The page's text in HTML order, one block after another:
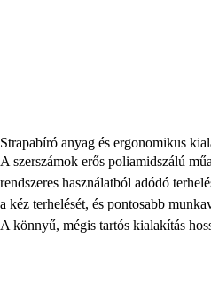
Strapabíró anyag és ergonomikus
A szerszámok erős poliamidszálú
rendszeres használatból adódó
a kéz terhelését, és pontosabb
A könnyű, mégis tartós kialakítás